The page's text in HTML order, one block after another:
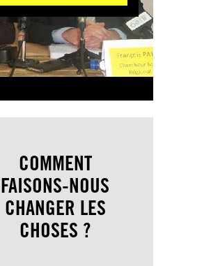
COMMENT
FAISONS-NOUS
CHANGER LES
CHOSES ?